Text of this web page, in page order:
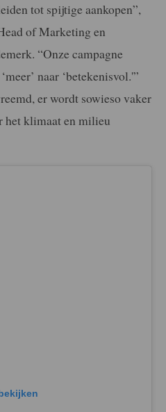
tot spijtige aankopen”,
of Marketing en
“Onze campagne
naar ‘betekenisvol.'”
er wordt sowieso vaker
het klimaat en milieu